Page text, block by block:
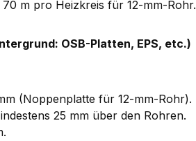
70 m pro Heizkreis für 12-mm-Rohr.
OSB-Platten, EPS, etc.)
(Noppenplatte für 12-mm-Rohr).
25 mm über den Rohren.